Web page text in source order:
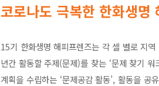
코로나도 극복한 한화생명
15기 한화생명 해피프렌즈는 각 셀 별로 지
년간 활동할 주제(문제)를 찾는 ‘문제 찾기
계획을 수립하는 ‘문제공감 활동’, 활동을